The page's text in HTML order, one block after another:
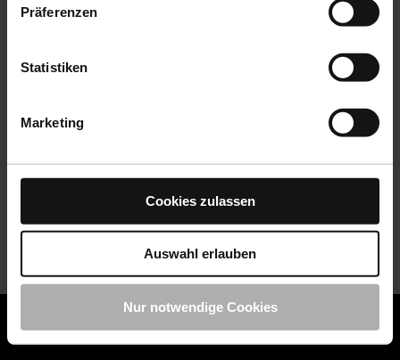
Präferenzen
Statistiken
Marketing
Cookies zulassen
Auswahl erlauben
Nur notwendige Cookies
COLOURLOCK ist jetzt Teil von KochChemie -
COLOURLOCK Produkte shoppen